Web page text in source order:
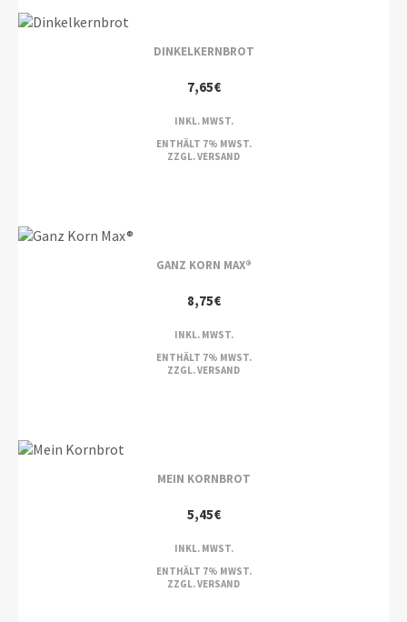
DINKELKERNBROT
7,65€
INKL. MWST.
ENTHÄLT 7% MWST.
ZZGL.VERSAND
GANZ KORN MAX®
8,75€
INKL. MWST.
ENTHÄLT 7% MWST.
ZZGL.VERSAND
MEIN KORNBROT
5,45€
INKL. MWST.
ENTHÄLT 7% MWST.
ZZGL.VERSAND